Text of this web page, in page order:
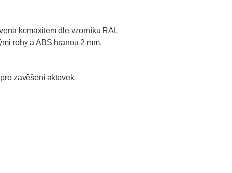
komaxitem dle vzorníku RAL
rohy a ABS hranou 2 mm,
zavěšení aktovek